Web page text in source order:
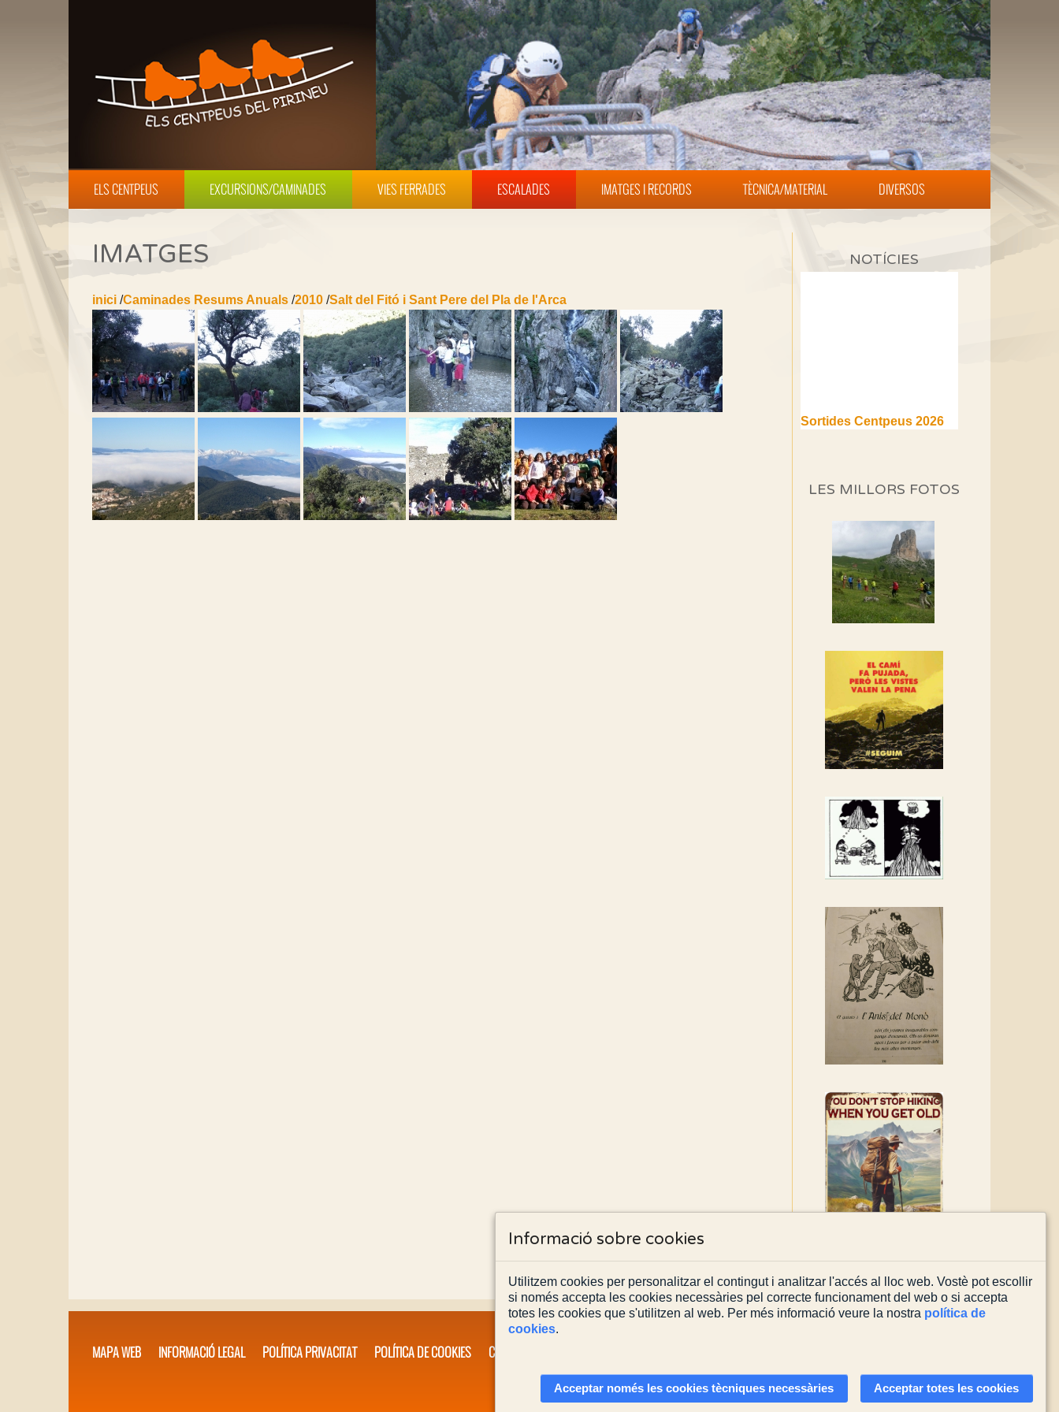
ELS CENTPEUS EXCURSIONS/CAMINADES VIES FERRADES ESCALADES IMATGES I RECORDS TÈCNICA/MATERIAL DIVERSOS
IMATGES
inici /Caminades Resums Anuals /2010 /Salt del Fitó i Sant Pere del Pla de l'Arca
NOTÍCIES
(1a part)
Si no podem caminar,
alguna cosa hem de fer...
Els Centpeus signen el
Manifest a favor dels
Camins Vells
manifest!
Rebem un diploma dels
Amics de Sant Aniol
d'Aguja
Els Centpeus estem
recuperació del refugi i de
l'entorn de Sant Aniol
LES MILLORS FOTOS
MAPA WEB INFORMACIÓ LEGAL POLÍTICA PRIVACITAT POLÍTICA DE COOKIES CONTACTA'NS
Actualitzada el03/08/2026
Informació sobre cookies
Utilitzem cookies per personalitzar el contingut i analitzar l'accés al lloc web. Vostè pot escollir
si només accepta les cookies necessàries pel correcte funcionament del web o si accepta
totes les cookies que s'utilitzen al web. Per més informació veure la nostra política de
cookies.
Acceptar només les cookies tècniques necessàries Acceptar totes les cookies